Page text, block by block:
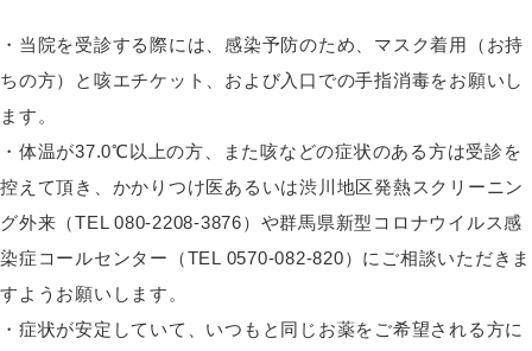
・当院を受診する際には、感染予防のため、マスク着用（お持
ちの方）と咳エチケット、および入口での手指消毒をお願いし
ます。
・体温が37.0℃以上の方、また咳などの症状のある方は受診を
控えて頂き、かかりつけ医あるいは渋川地区発熱スクリーニン
グ外来（TEL 080-2208-3876）や群馬県新型コロナウイルス感
染症コールセンター（TEL 0570-082-820）にご相談いただきま
すようお願いします。
・症状が安定していて、いつもと同じお薬をご希望される方に